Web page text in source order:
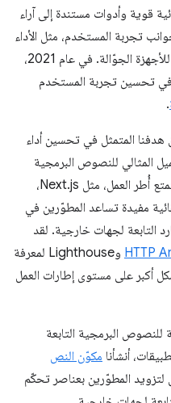
قوية وأدوات مستندة إلى آراء
تجربة المستخدم، مثل الأداء
وإمكانية الاستخدام والأمان والاستعداد للأجهزة الجوّالة. في عام 2021،
في تحسين تجربة المستخدم
.
المتمثل في تحسين أداء
المثالي للنصوص البرمجية
التابعة لجهات خارجية في Next.js. تتمتع أُطر العمل، مثل Next.js،
مفيدة تساعد المطوّرين في
التابعة لجهات خارجية. لقد
HTTP
وLighthouse لمعرفة
أكبر على مستوى إطارات العمل
البرمجية التابعة
أنشأنا مكوّن النص
المطوّرين بعناصر تحكّم